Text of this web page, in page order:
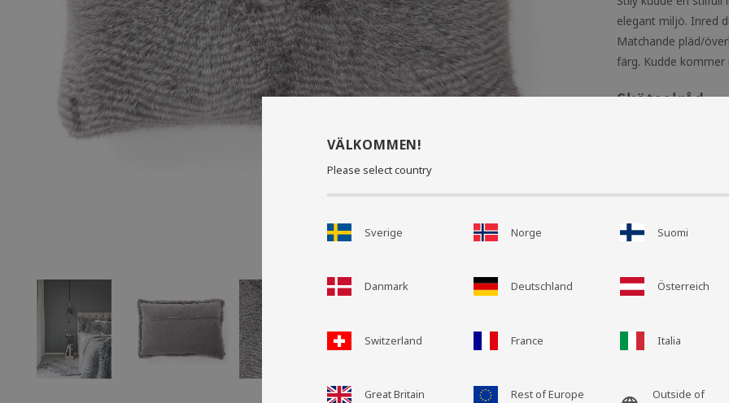
elegant miljö. Inred
Matchande pläd/
färg. Kudde kommer
Skötselråd
VÄLKOMMEN!
Please select country
Sverige Norge Suomi
Danmark Deutschland Österreich
Switzerland France Italia
Great Britain Rest of Europe
Outside of